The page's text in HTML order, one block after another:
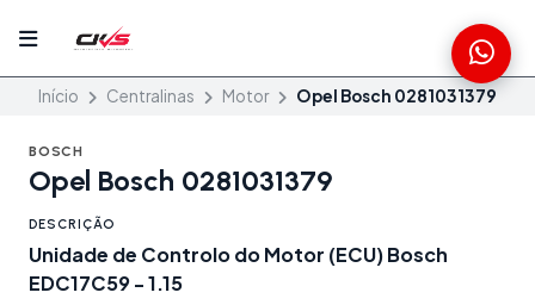
Início Centralinas Motor Opel Bosch 0281031379
BOSCH
Opel Bosch 0281031379
DESCRIÇÃO
Unidade de Controlo do Motor (ECU) Bosch
EDC17C59 - 1.15